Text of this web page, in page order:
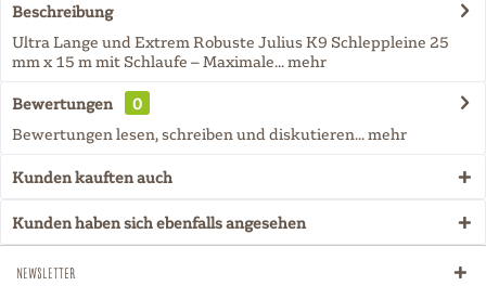
Beschreibung
Ultra Lange und Extrem Robuste Julius K9 Schleppleine 25
mm x 15 m mit Schlaufe – Maximale...mehr
Bewertungen
0
Bewertungen lesen, schreiben und diskutieren...mehr
Kunden kauften auch
Kunden haben sich ebenfalls angesehen
Newsletter